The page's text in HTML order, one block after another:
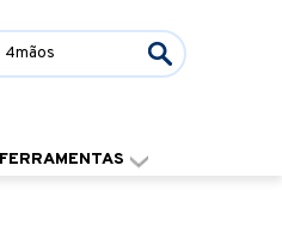
FERRAMENTAS